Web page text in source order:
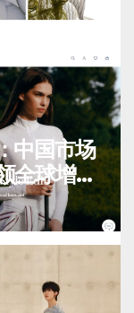
中国市场
全球增长